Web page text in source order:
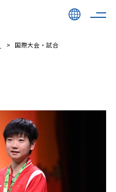
国際大会・試合